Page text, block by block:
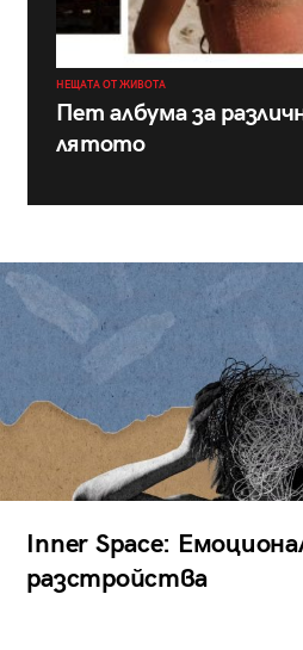
НЕЩАТА ОТ ЖИВОТА
Пет албума за
лятото
Inner Space:
разстройства